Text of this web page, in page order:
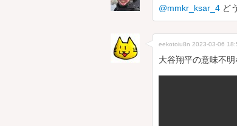
@mmkr_ksar_4 ど
eekotoiu8n 2023-03-06
大谷翔平の意味不